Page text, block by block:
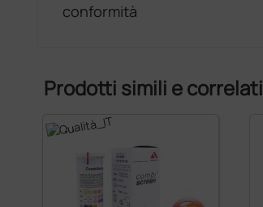
conformità
Prodotti simili e correlati